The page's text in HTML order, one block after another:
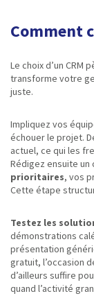
Comment
Le choix d’un CRM
transforme votre
juste.
Impliquez vos
échouer le projet.
actuel, ce qui les
Rédigez ensuite un
prioritaires, vos
Cette étape
Testez les
démonstrations
présentation
gratuit, l’occasion
d’ailleurs suffire
quand l’activité